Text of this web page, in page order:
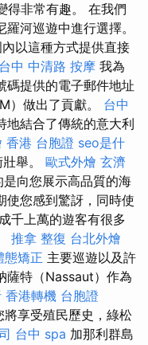
得非常有趣。 在我們
河巡遊中進行選擇。
以這種方式提供直接
台中 中清路 按摩 我為
碼提供的電子郵件地址
）做出了貢獻。 台中
地結合了傳統的意大利
香港 台胞證 seo是什
舉。 歐式外燴 玄濟
是向您展示高品質的海
使您感到驚訝，同時使
千上萬的遊客有很多
推拿 整復 台北外燴
態矯正 主要巡遊以及許
薩特（Nassaut）作為
香港轉機 台胞證
將享受殖民歷史，綠松
台中 spa 加那利群島